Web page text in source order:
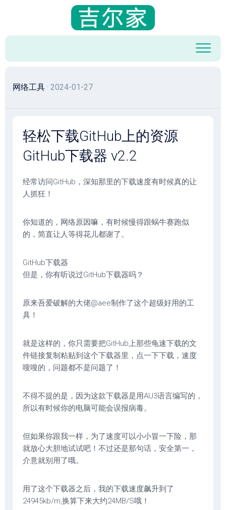
容
网络工具 · 2024-01-27
轻松下载GitHub上的资源
GitHub下载器 v2.2
经常访问GitHub，深知那里的下载速度有时候真的让
人抓狂！
你知道的，网络原因嘛，有时候慢得跟蜗牛赛跑似
的，简直让人等得花儿都谢了。
GitHub下载器
但是，你有听说过GitHub下载器吗？
原来吾爱破解的大佬@aee制作了这个超级好用的工
具！
就是这样的，你只需要把GitHub上那些龟速下载的文
件链接复制粘贴到这个下载器里，点一下下载，速度
嗖嗖的，问题都不是问题了！
不得不提的是，因为这款下载器是用AU3语言编写的，
所以有时候你的电脑可能会误报病毒。
但如果你跟我一样，为了速度可以小小冒一下险，那
就放心大胆地试试吧！不过还是那句话，安全第一，
介意就别用了哦。
用了这个下载器之后，我的下载速度飙升到了
24945kb/m,换算下来大约24MB/S哦！